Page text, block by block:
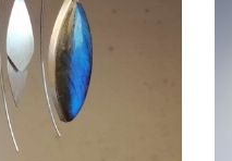
LONGA
60,00 €